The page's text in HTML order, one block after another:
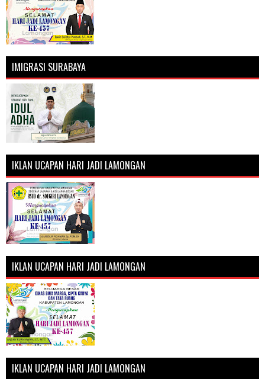
IMIGRASI SURABAYA
IKLAN UCAPAN HARI JADI LAMONGAN
IKLAN UCAPAN HARI JADI LAMONGAN
IKLAN UCAPAN HARI JADI LAMONGAN